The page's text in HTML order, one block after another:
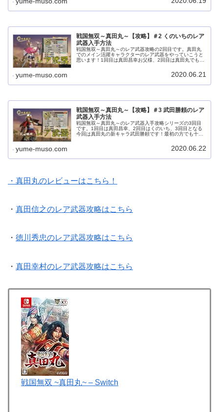
戦国無双～真田丸～【攻略】＃2 くのいちのレア
武器入手方法
戦国無双～真田丸～のレア武器攻略の2回目です。真田丸
でのメイン活躍キャラクターのレア武器をやっていこうと
思います！1回目は真田昌幸お父様、2回目は真田丸でも大
yume-muso.com 2020.06.21
戦国無双～真田丸～【攻略】＃3 武田勝頼のレア
武器入手方法
戦国無双～真田丸～のレア武器入手攻略シリーズの3回目
です。1回目は真田昌幸、2回目はくのいち、3回目となる
今回は真田丸の新キャラ武田勝頼です！最初の方でも十分
yume-muso.com 2020.06.22
・真田丸のレビューはこちら！
・ 真田信之のレア武器攻略はこちら
・ 徳川秀忠のレア武器攻略はこちら
・ 真田幸村のレア武器攻略はこちら
戦国無双 ~真田丸~ – Switch